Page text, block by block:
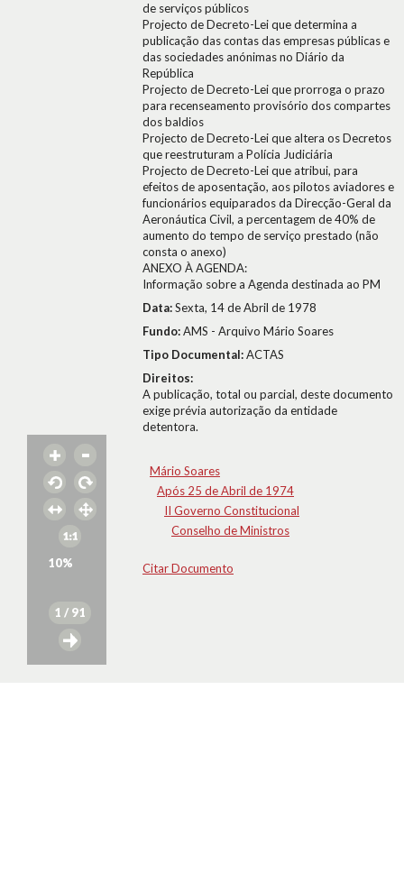
10%
1 / 91
de serviços públicos
Projecto de Decreto-Lei que determina a
publicação das contas das empresas públicas e
das sociedades anónimas no Diário da
República
Projecto de Decreto-Lei que prorroga o prazo
para recenseamento provisório dos compartes
dos baldios
Projecto de Decreto-Lei que altera os Decretos
que reestruturam a Polícia Judiciária
Projecto de Decreto-Lei que atribui, para
efeitos de aposentação, aos pilotos aviadores e
funcionários equiparados da Direcção-Geral da
Aeronáutica Civil, a percentagem de 40% de
aumento do tempo de serviço prestado (não
consta o anexo)
ANEXO À AGENDA:
Informação sobre a Agenda destinada ao PM
Data:Sexta, 14 de Abril de 1978
Fundo:AMS - Arquivo Mário Soares
Tipo Documental:ACTAS
Direitos:
A publicação, total ou parcial, deste documento
exige prévia autorização da entidade
detentora.
Mário Soares
Após 25 de Abril de 1974
II Governo Constitucional
Conselho de Ministros
Citar Documento